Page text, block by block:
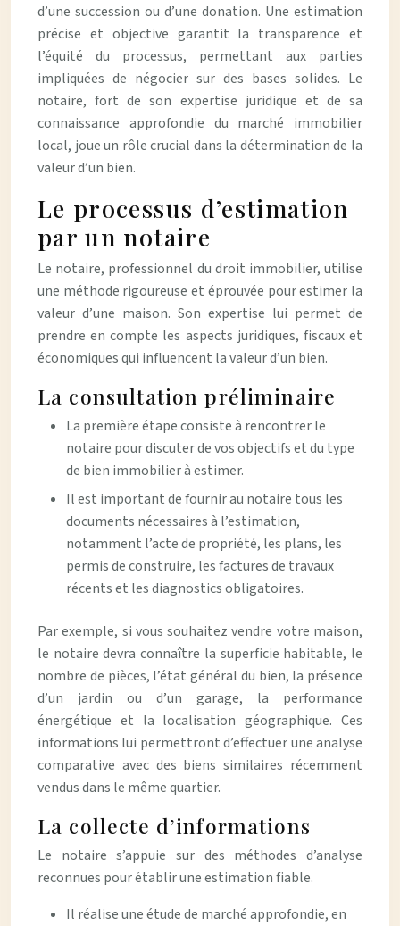
d’une succession ou d’une donation. Une estimation
précise et objective garantit la transparence et
l’équité du processus, permettant aux parties
impliquées de négocier sur des bases solides. Le
notaire, fort de son expertise juridique et de sa
connaissance approfondie du marché immobilier
local, joue un rôle crucial dans la détermination de la
valeur d’un bien.
Le processus d’estimation
par un notaire
Le notaire, professionnel du droit immobilier, utilise
une méthode rigoureuse et éprouvée pour estimer la
valeur d’une maison. Son expertise lui permet de
prendre en compte les aspects juridiques, fiscaux et
économiques qui influencent la valeur d’un bien.
La consultation préliminaire
La première étape consiste à rencontrer le
notaire pour discuter de vos objectifs et du type
de bien immobilier à estimer.
Il est important de fournir au notaire tous les
documents nécessaires à l’estimation,
notamment l’acte de propriété, les plans, les
permis de construire, les factures de travaux
récents et les diagnostics obligatoires.
Par exemple, si vous souhaitez vendre votre maison,
le notaire devra connaître la superficie habitable, le
nombre de pièces, l’état général du bien, la présence
d’un jardin ou d’un garage, la performance
énergétique et la localisation géographique. Ces
informations lui permettront d’effectuer une analyse
comparative avec des biens similaires récemment
vendus dans le même quartier.
La collecte d’informations
Le notaire s’appuie sur des méthodes d’analyse
reconnues pour établir une estimation fiable.
Il réalise une étude de marché approfondie, en